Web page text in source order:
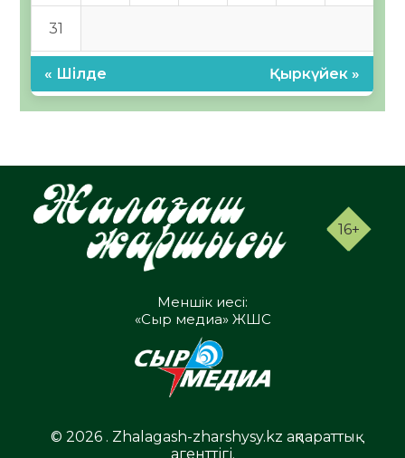
31
« Шілде Қыркүйек »
16+
Меншік иесі:
«Сыр медиа» ЖШС
© 2026 . Zhalagash-zharshysy.kz ақпараттық
агенттігі.